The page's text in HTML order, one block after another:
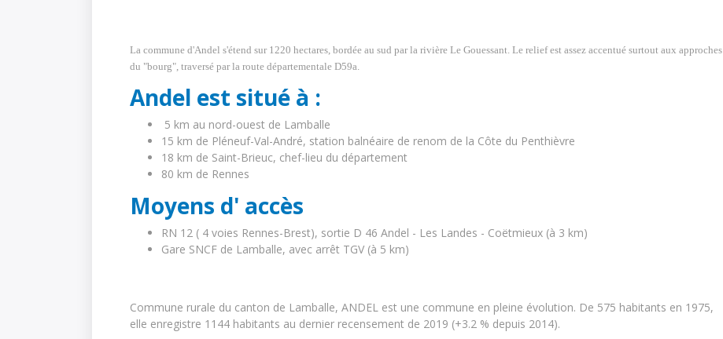
La commune d'Andel s'étend sur 1220 hectares, bordée au sud par la rivière Le Gouessant. Le relief est assez accentué surtout aux approches
du "bourg", traversé par la route départementale D59a.
Andel est situé à :
5 km au nord-ouest de Lamballe
15 km de Pléneuf-Val-André, station balnéaire de renom de la Côte du Penthièvre
18 km de Saint-Brieuc, chef-lieu du département
80 km de Rennes
Moyens d' accès
RN 12 ( 4 voies Rennes-Brest), sortie D 46 Andel - Les Landes - Coëtmieux (à 3 km)
Gare SNCF de Lamballe, avec arrêt TGV (à 5 km)
Commune rurale du canton de Lamballe, ANDEL est une commune en pleine évolution. De 575 habitants en 1975,
elle enregistre 1144 habitants au dernier recensement de 2019 (+3.2 % depuis 2014).